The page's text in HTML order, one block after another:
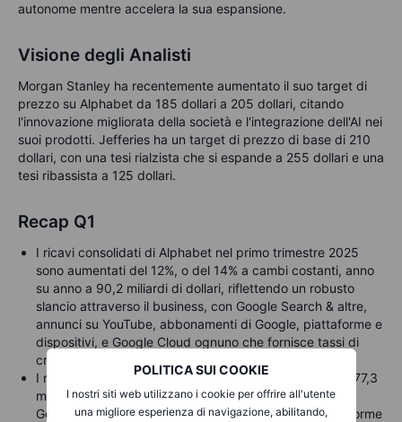
POLITICA SUI COOKIE
I nostri siti web utilizzano i cookie per offrire all'utente
una migliore esperienza di navigazione, abilitando,
autonome mentre accelera la sua espansione.
Visione degli Analisti
Morgan Stanley ha recentemente aumentato il suo target di
prezzo su Alphabet da 185 dollari a 205 dollari, citando
l'innovazione migliorata della società e l'integrazione dell'AI nei
suoi prodotti. Jefferies ha un target di prezzo di base di 210
dollari, con una tesi rialzista che si espande a 255 dollari e una
tesi ribassista a 125 dollari.
Recap Q1
I ricavi consolidati di Alphabet nel primo trimestre 2025
sono aumentati del 12%, o del 14% a cambi costanti, anno
su anno a 90,2 miliardi di dollari, riflettendo un robusto
slancio attraverso il business, con Google Search & altre,
annunci su YouTube, abbonamenti di Google, piattaforme e
dispositivi, e Google Cloud ognuno che fornisce tassi di
crescita a due cifre.
I ricavi dei servizi di Google sono aumentati del 10% a 77,3
miliardi di dollari, riflettendo una forte performance in
Google Search & altre, abbonamenti di Google, piattaforme